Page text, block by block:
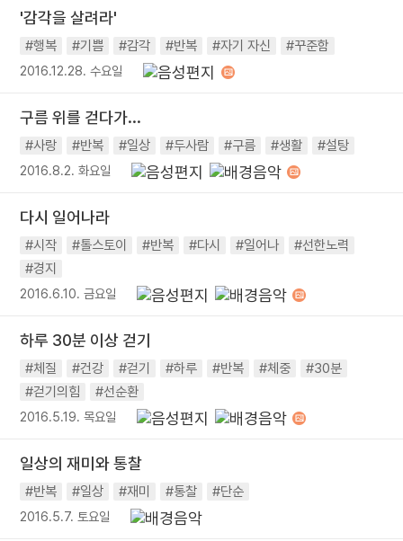
'감각을 살려라'
#행복 #기쁨 #감각 #반복 #자기 자신 #꾸준함
2016.12.28. 수요일
구름 위를 걷다가...
#사랑 #반복 #일상 #두사람 #구름 #생활 #설탕
2016.8.2. 화요일
다시 일어나라
#시작 #톨스토이 #반복 #다시 #일어나
#선한노력
#경지
2016.6.10. 금요일
하루 30분 이상 걷기
#체질 #건강 #걷기 #하루 #반복 #체중
#30분
#걷기의힘
#선순환
2016.5.19. 목요일
일상의 재미와 통찰
#반복 #일상 #재미 #통찰 #단순
2016.5.7. 토요일